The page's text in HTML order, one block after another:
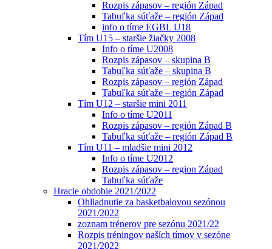
Rozpis zápasov – región Západ
Tabuľka súťaže – región Západ
info o tíme EGBL U18
Tím U15 – staršie žiačky 2008
Info o tíme U2008
Rozpis zápasov – skupina B
Tabuľka súťaže – skupina B
Rozpis zápasov – región Západ
Tabuľka súťaže – región Západ
Tím U12 – staršie mini 2011
Info o tíme U2011
Rozpis zápasov – región Západ B
Tabuľka súťaže – región Západ B
Tím U11 – mladšie mini 2012
Info o tíme U2012
Rozpis zápasov – region Západ
Tabuľka súťaže
Hracie obdobie 2021/2022
Ohliadnutie za basketbalovou sezónou
2021/2022
zoznam trénerov pre sezónu 2021/22
Rozpis tréningov naších tímov v sezóne
2021/2022